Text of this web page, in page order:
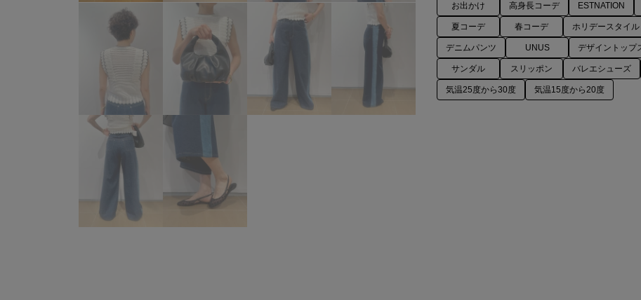
お出かけ 高身長コーデ ESTNATION
夏コーデ 春コーデ ホリデースタイル
デニムパンツ UNUS デザイントップ
サンダル スリッポン バレエシューズ
気温25度から30度 気温15度から20度